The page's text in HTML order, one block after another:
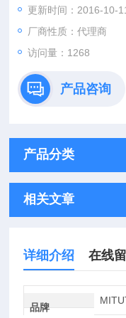
更新时间：2016-10-
厂商性质：代理商
访问量：1268
产品咨询
产品分类
相关文章
详细介绍 在线
品牌